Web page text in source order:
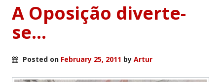
A Oposição diverte-
se…
Posted on February 25, 2011 by Artur